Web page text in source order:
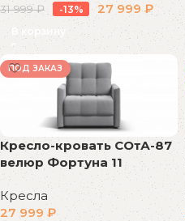
31 999₽ -13% 27 999₽
В корзину
ПОД ЗАКАЗ
Кресло-кровать СОтА-87
велюр Фортуна 11
Кресла
27 999₽